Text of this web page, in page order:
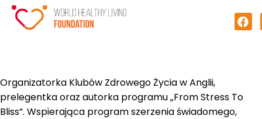
Organizatorka Klubów Zdrowego Życia w Anglii,
prelegentka oraz autorka programu „From Stress To
Bliss”. Wspierająca program szerzenia świadomego,